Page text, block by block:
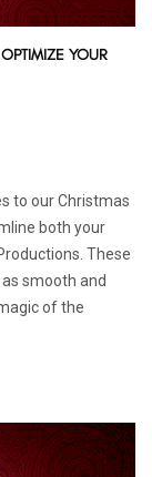
YOUR
to our Christmas
both your
These
smooth and
of the